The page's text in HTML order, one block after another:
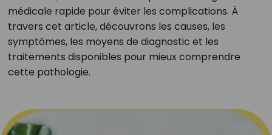
médicale rapide pour éviter les complications. À
travers cet article, découvrons les causes, les
symptômes, les moyens de diagnostic et les
traitements disponibles pour mieux comprendre
cette pathologie.